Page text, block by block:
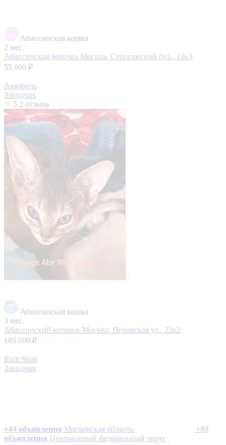
Абиссинская кошка
2 мес.
Абиссинская девочка Москва, Строгинский бул., 13к3
55 000 ₽
Акварель
Заводчик
5 2 отзыва
Абиссинская кошка
3 мес.
Абиссинский котенок Москва, Перовская ул., 22к2
185 000 ₽
Rich Shah
Заводчик
+84 объявления Московская область +93
объявления Центральный федеральный округ